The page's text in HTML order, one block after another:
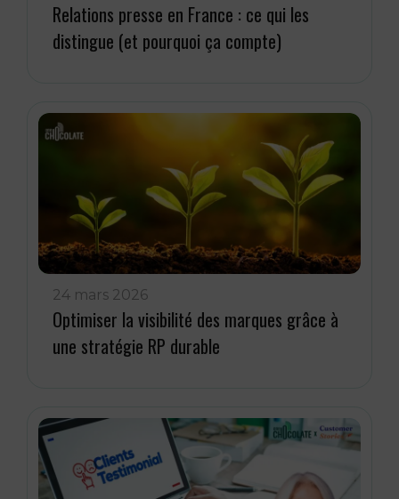
Relations presse en France : ce qui les
distingue (et pourquoi ça compte)
24 mars 2026
Optimiser la visibilité des marques grâce à
une stratégie RP durable